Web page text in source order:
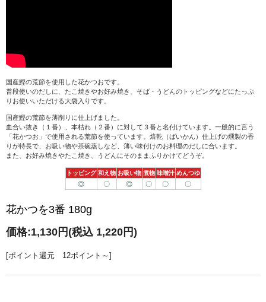
国産鰹の荒節を使用した花かつおです。
普段使いのだしに、たこ焼きやお好み焼き、そば・うどんのトッピングなどにたっぷ
りお使いいただける大袋入りです。
国産鰹の荒節を薄削りに仕上げました。
血合い抜き（１番）、本枯れ（２番）に対して３番と名付けています。一般的に言う
「花かつお」で使用される荒節を使っています。焙乾（ばいかん）仕上げの燻製の香
りが特長で、お吸い物や茶碗蒸しなど、薄い味付けのお料理のだしに合います。
また、お好み焼きやたこ焼き、うどんにそのままふりかけてどうぞ。
トッピング 和え物 お吸い物 煮物 味噌汁 めんつゆ
◎ 〇 ◎ 〇 〇 〇
花かつを3番 180g
価格:1,130円 (税込 1,220円)
[ポイント還元 12ポイント～]